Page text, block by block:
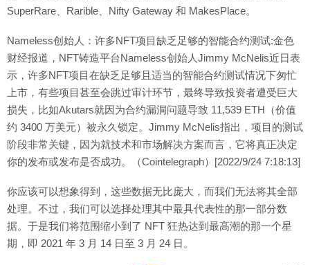
SuperRare、Rarible、Nifty Gateway 和 MakesPlace。
Nameless创始人：许多NFT项目缺乏足够的智能合约测试:金色
财经报道，NFT铸造平台Nameless创始人Jimmy McNelis近日表
示，许多NFT项目在缺乏足够且适当的智能合约测试情况下匆忙
上市，有些项目甚至会跳过审计环节，最终导致投资者遭受巨大
损失，比如Akutars就因为合约漏洞问题导致 11,539 ETH（价值
约 3400 万美元）被永久锁定。Jimmy McNelis指出，项目的测试
阶段非常关键，因为就技术和市场解决方案而言，它将真正决定
你的发布或发布是否成功。（Cointelegraph）[2022/9/24 7:18:13]
你应该可以想象得到，这些数据无比庞大，而我们无法将其全部
处理。不过，我们可以选择处理其中最具代表性的那一部分数
据。于是我们将范围缩小到了 NFT 狂热达到最高潮的那一个星
期，即 2021 年 3 月 14 日至 3 月 24 日。